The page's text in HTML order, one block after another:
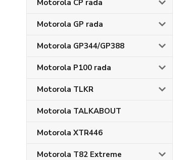
Motorola CP rada
Motorola GP rada
Motorola GP344/GP388
Motorola P100 rada
Motorola TLKR
Motorola TALKABOUT
Motorola XTR446
Motorola T82 Extreme